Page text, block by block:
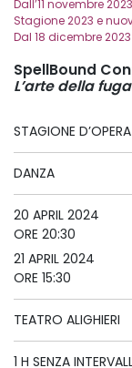
Dall’11 novembre
Stagione 2023 e
Dal 18 dicembre
SpellBound
L’arte della fuga
STAGIONE
DANZA
20 APRIL 2024
ORE 20:30
21 APRIL 2024
ORE 15:30
TEATRO ALIGHIERI
1 H SENZA